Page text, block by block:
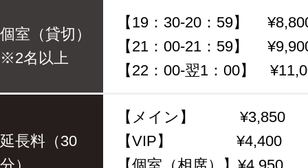
個室（貸切）
※2名以上
【19：30-20：59】
【21：00-21：59】
【22：00-翌1：00】
延長料（30
【メイン】 ¥3,850
【VIP】 ¥4,400